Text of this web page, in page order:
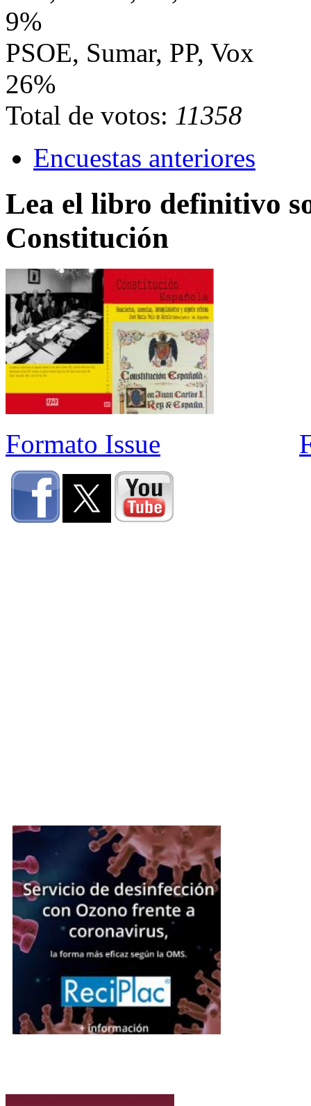
9%
PSOE, Sumar, PP, Vox
26%
Total de votos: 11358
Encuestas anteriores
Lea el libro definitivo
Constitución
Formato Issue